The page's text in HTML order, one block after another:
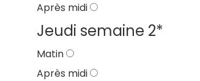
Après midi
Jeudi semaine 2*
Matin
Après midi